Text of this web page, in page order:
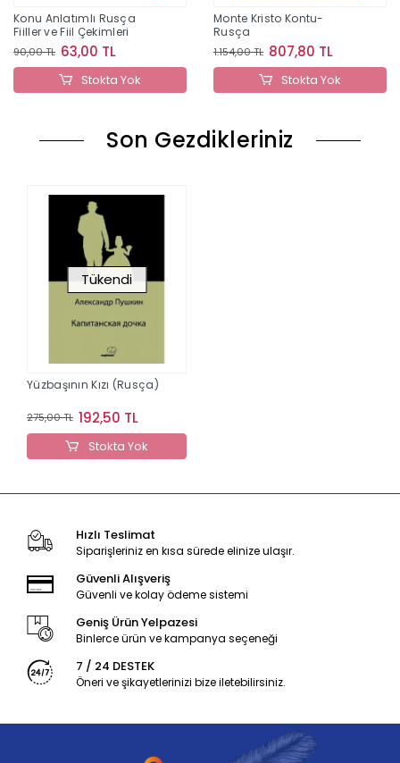
Konu Anlatımlı Rusça
Fiiller ve Fiil Çekimleri
90,00 TL 63,00 TL
Stokta Yok
Monte Kristo Kontu-
Rusça
1.154,00 TL 807,80 TL
Stokta Yok
Son Gezdikleriniz
Tükendi
Yüzbaşının Kızı (Rusça)
275,00 TL 192,50 TL
Stokta Yok
Hızlı Teslimat
Siparişleriniz en kısa sürede elinize ulaşır.
Güvenli Alışveriş
Güvenli ve kolay ödeme sistemi
Geniş Ürün Yelpazesi
Binlerce ürün ve kampanya seçeneği
7 / 24 DESTEK
Öneri ve şikayetlerinizi bize iletebilirsiniz.